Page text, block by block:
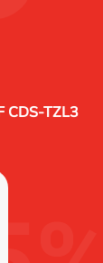
CDS-TZL3